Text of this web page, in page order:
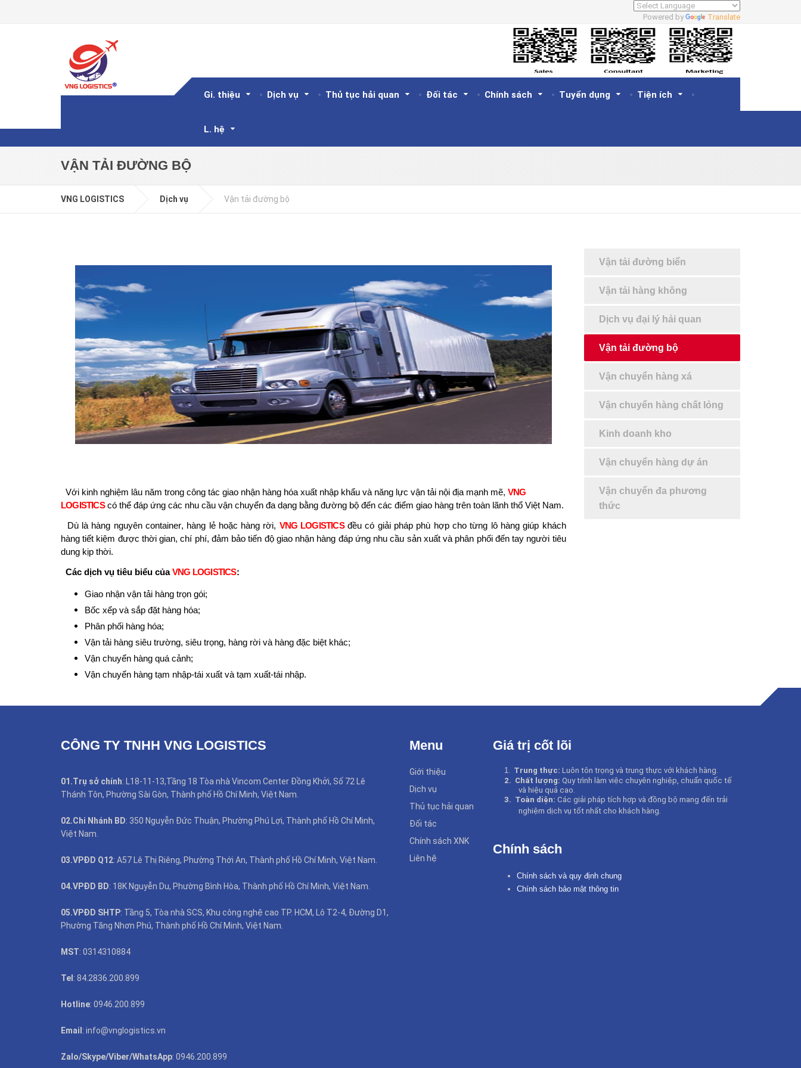
Powered by Translate
Gi. thiệu Dịch vụ Thủ tục hải quan Đối tác Chính sách Tuyển dụng Tiện ích
L. hệ
VẬN TẢI ĐƯỜNG BỘ
VNG LOGISTICS Dịch vụ Vận tải đường bộ
Với kinh nghiệm lâu năm trong công tác giao nhận hàng hóa xuất nhập khẩu và năng lực vận tải nội địa mạnh mẽ, VNG
LOGISTICS có thể đáp ứng các nhu cầu vận chuyển đa dạng bằng đường bộ đến các điểm giao hàng trên toàn lãnh thổ Việt Nam.
Dù là hàng nguyên container, hàng lẻ hoặc hàng rời, VNG LOGISTICSđều có giải pháp phù hợp cho từng lô hàng giúp khách
hàng tiết kiệm được thời gian, chí phí, đảm bảo tiến độ giao nhận hàng đáp ứng nhu cầu sản xuất và phân phối đếntay người tiêu
dung kịp thời.
Các dịch vụ tiêu biểu củaVNG LOGISTICS:
Giao nhận vận tải hàng trọn gói;
Bốc xếp và sắp đặt hàng hóa;
Phân phối hàng hóa;
Vận tải hàng siêu trường, siêu trọng, hàng rời và hàng đặc biệt khác;
Vận chuyển hàng quá cảnh;
Vận chuyển hàng tạm nhập-tái xuất và tạm xuất-tái nhập.
Vận tải đường biển
Vận tải hàng không
Dịch vụ đại lý hải quan
Vận tải đường bộ
Vận chuyển hàng xá
Vận chuyển hàng chất lỏng
Kinh doanh kho
Vận chuyển hàng dự án
Vận chuyển đa phương
thức
CÔNG TY TNHH VNG LOGISTICS
01.Trụ sở chính: L18-11-13,Tầng 18 Tòa nhà Vincom Center Đồng Khởi, Số 72 Lê
Thánh Tôn, Phường Sài Gòn, Thành phố Hồ Chí Minh, Việt Nam.
02.Chi Nhánh BD: 350 Nguyễn Đức Thuận, Phường Phú Lợi, Thành phố Hồ Chí Minh,
Việt Nam.
03.VPĐD Q12: A57 Lê Thị Riêng, Phường Thới An, Thành phố Hồ Chí Minh, Việt Nam.
04.VPĐD BD: 18K Nguyễn Du, Phường Bình Hòa, Thành phố Hồ Chí Minh, Việt Nam.
05.VPĐD SHTP: Tầng 5, Tòa nhà SCS, Khu công nghệ cao TP. HCM, Lô T2-4, Đường D1,
Phường Tăng Nhơn Phú, Thành phố Hồ Chí Minh, Việt Nam.
MST: 0314310884
Tel : 84.2836.200.899
Hotline: 0946.200.899
Email : info@vnglogistics.vn
Zalo/Skype/Viber/WhatsApp: 0946.200.899
Menu
Giới thiệu
Dịch vụ
Thủ tục hải quan
Đối tác
Chính sách XNK
Liên hệ
Giá trị cốt lõi
1. Trung thực: Luôn tôn trọng và trung thực với khách hàng.
2. Chất lượng: Quy trình làm việc chuyên nghiệp, chuẩn quốc tế
và hiệu quả cao.
3. Toàn diện: Các giải pháp tích hợp và đồng bộ mang đến trải
nghiệm dịch vụ tốt nhất cho khách hàng.
Chính sách
Chính sách và quy định chung
Chính sách bảo mật thông tin